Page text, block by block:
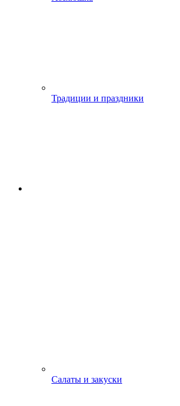
Традиции и праздники
Салаты и закуски